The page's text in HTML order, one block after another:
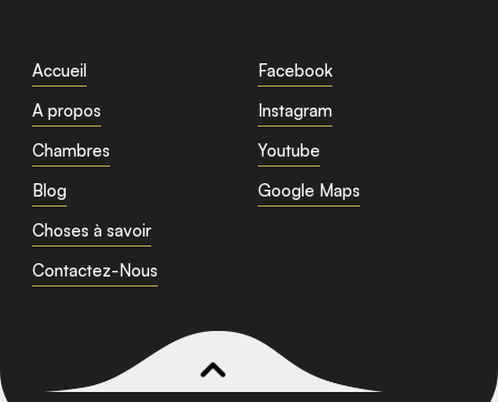
Accueil
A propos
Chambres
Blog
Choses à savoir
Contactez-Nous
Facebook
Instagram
Youtube
Google Maps